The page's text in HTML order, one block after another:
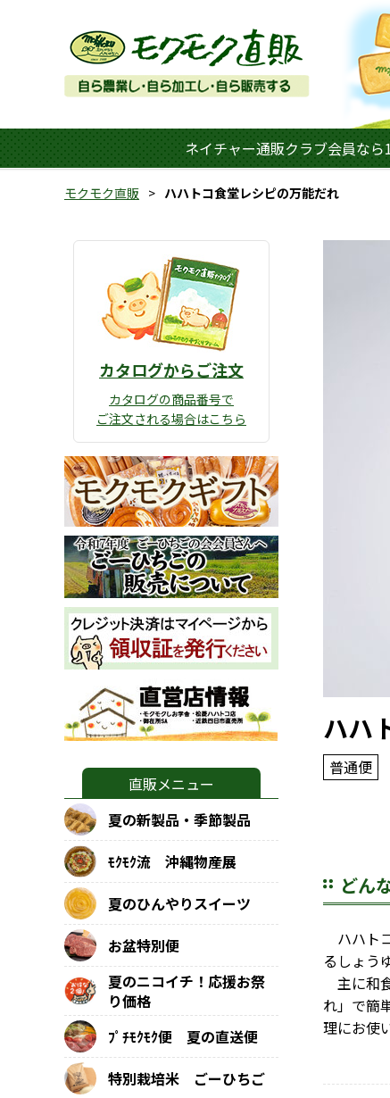
ネイチャー通販クラブ会員な
モクモク直販 ハハトコ食堂レシピの万能だれ
ハハ
普通便
どん
ハハト
るしょう
主に和
れ」で簡
理にお使
カタログからご注文
カタログの商品番号で
ご注文される場合はこちら
直販メニュー
夏の新製品・季節製品
ﾓｸﾓｸ流 沖縄物産展
夏のひんやりスイーツ
お盆特別便
夏のニコイチ！応援お祭
り価格
ﾌﾟﾁﾓｸﾓｸ便 夏の直送便
特別栽培米 ごーひちご